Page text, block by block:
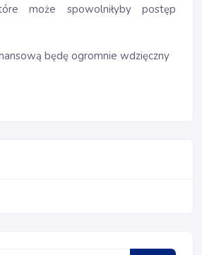
może spowolniłyby postęp
będę ogromnie wdzięczny